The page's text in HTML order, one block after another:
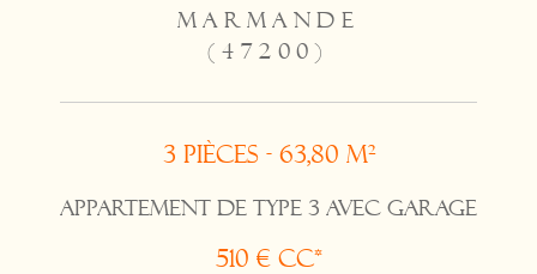
MARMANDE
(47200)
3 pièces - 63,80 m²
APPARTEMENT DE TYPE 3 AVEC GARAGE
510 € CC*